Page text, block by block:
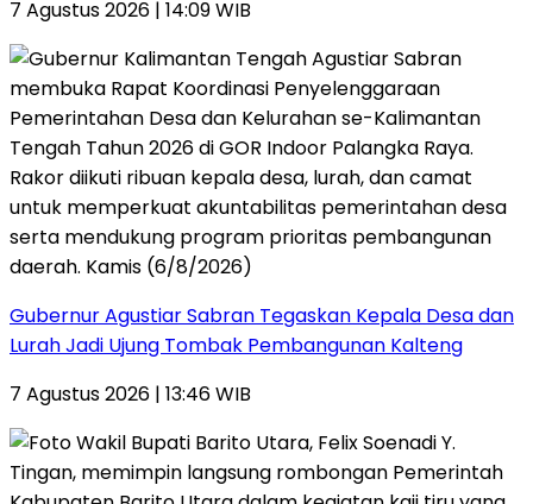
7 Agustus 2026 | 14:09 WIB
Gubernur Agustiar Sabran Tegaskan Kepala Desa dan
Lurah Jadi Ujung Tombak Pembangunan Kalteng
7 Agustus 2026 | 13:46 WIB